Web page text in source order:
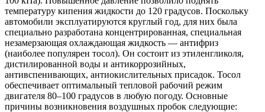
температуру кипения жидкости до 120 градусов. Поскольку
автомобили эксплуатируются круглый год, для них была
специально разработана концентрированная, специальная
незамерзающая охлаждающая жидкость — антифриз
(наиболее популярен тосол). Он состоит из этиленгликоля,
дистилированной воды и антикоррозийных,
антивспенивающих, антиокислительных присадок. Тосол
обеспечивает оптимальный тепловой рабочий режим
двигателя 80–100 градусов в любую погоду. Основные
причины возникновения воздушных пробок следующие: